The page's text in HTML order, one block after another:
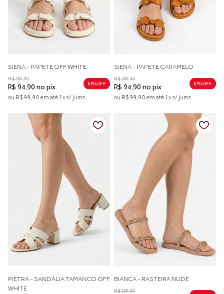
SIENA - PAPETE OFF WHITE
R$ 269,90
R$ 94,90 no pix 63% 0FF
ou R$ 99,90 em até 1x s/ juros
SIENA - PAPETE CARAMELO
R$ 269,90
R$ 94,90 no pix 63% 0FF
ou R$ 99,90 em até 1x s/ juros
PIETRA - SANDÁLIA TAMANCO OFF
WHITE
BIANCA - RASTEIRA NUDE
R$ 169,90